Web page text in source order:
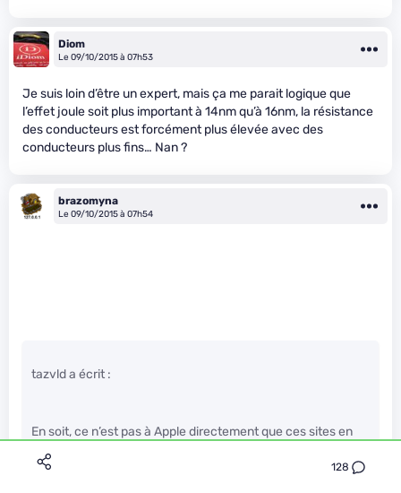
128
Diom
Le 09/10/2015 à 07h53
Je suis loin d’être un expert, mais ça me parait logique que
l’effet joule soit plus important à 14nm qu’à 16nm, la résistance
des conducteurs est forcément plus élevée avec des
conducteurs plus fins… Nan ?
brazomyna
Le 09/10/2015 à 07h54
tazvld a écrit :
En soit, ce n’est pas à Apple directement que ces sites en
veulent. Ce qu’il font, c’est des articles putaclic, et apple
c’est vendeur, tu au une communauté de fanboy et de hater
toujours prêt à déversé leur bile.